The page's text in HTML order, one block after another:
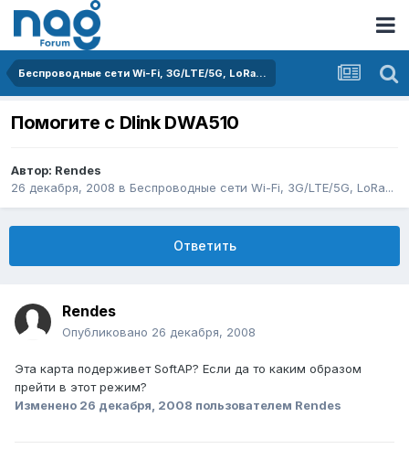
Беспроводные сети Wi-Fi, 3G/LTE/5G, LoRa...
Помогите с Dlink DWA510
Автор: Rendes
26 декабря, 2008 в Беспроводные сети Wi-Fi, 3G/LTE/5G, LoRa...
Ответить
Rendes
Опубликовано 26 декабря, 2008
Эта карта подерживет SoftAP? Если да то каким образом
прейти в этот режим?
Изменено 26 декабря, 2008 пользователем Rendes